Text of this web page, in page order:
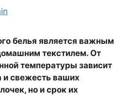
белья является важным
текстилем. От
температуры зависит
и свежесть ваших
но и срок их